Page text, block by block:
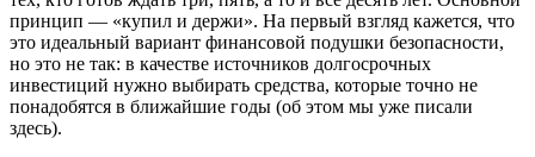
принцип — «купил и держи». На первый взгляд кажется, что
это идеальный вариант финансовой подушки безопасности,
но это не так: в качестве источников долгосрочных
инвестиций нужно выбирать средства, которые точно не
понадобятся в ближайшие годы (об этом мы уже писали
здесь).